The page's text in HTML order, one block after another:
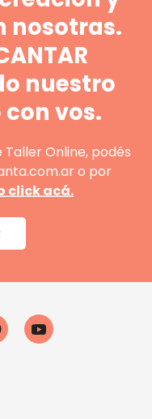
nosotras.
nuestro
vos.
Online, podés
o por
click acá.